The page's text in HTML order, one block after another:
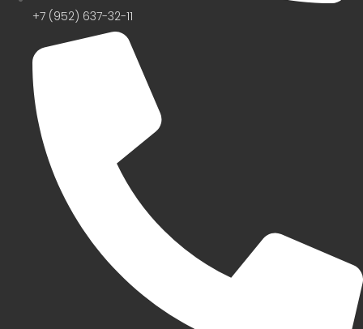
+7 (952) 637-32-11